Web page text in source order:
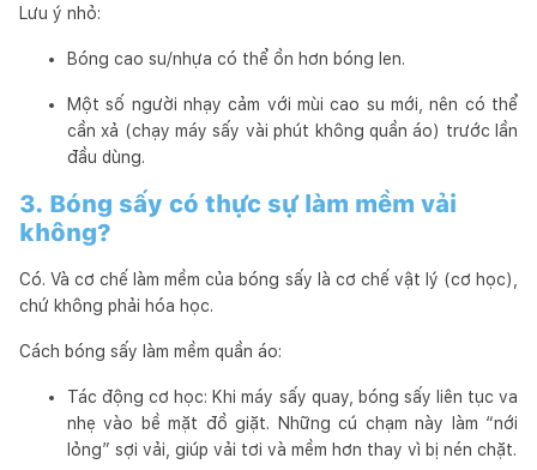
Lưu ý nhỏ:
Bóng cao su/nhựa có thể ồn hơn bóng len.
Một số người nhạy cảm với mùi cao su mới, nên có thể
cần xả (chạy máy sấy vài phút không quần áo) trước lần
đầu dùng.
3. Bóng sấy có thực sự làm mềm vải
không?
Có. Và cơ chế làm mềm của bóng sấy là cơ chế vật lý (cơ học),
chứ không phải hóa học.
Cách bóng sấy làm mềm quần áo:
Tác động cơ học: Khi máy sấy quay, bóng sấy liên tục va
nhẹ vào bề mặt đồ giặt. Những cú chạm này làm “nới
lỏng” sợi vải, giúp vải tơi và mềm hơn thay vì bị nén chặt.